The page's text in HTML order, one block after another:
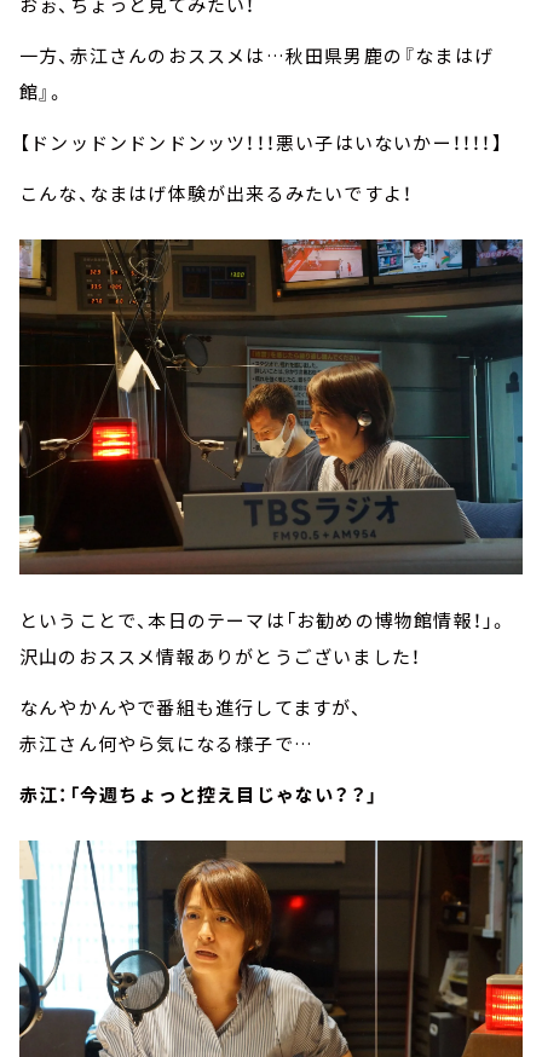
一方、赤江さんのおススメは…秋田県男鹿の『なまはげ
館』。
【ドンッドンドンドンッツ！！！悪い子はいないかー！！！！】
こんな、なまはげ体験が出来るみたいですよ！
ということで、本日のテーマは「お勧めの博物館情報！」。
沢山のおススメ情報ありがとうございました！
なんやかんやで番組も進行してますが、
赤江さん何やら気になる様子で…
赤江：「今週ちょっと控え目じゃない？？」